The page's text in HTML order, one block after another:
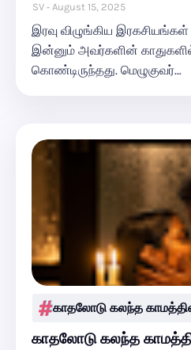
SV August 15, 2025
இரவு விழுங்கிய இரகசியங்கள்
இன்னும் அவர்களின்
கொண்டிருந்தது. மெழுகுவர்…
காதலோடு கலந்த
காதலோடு கலந்த